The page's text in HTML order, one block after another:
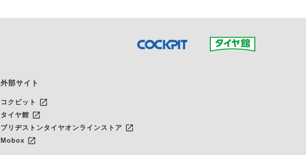
外部サイト
コクピット launch
タイヤ館 launch
ブリヂストンタイヤオンラインストア launch
Mobox launch